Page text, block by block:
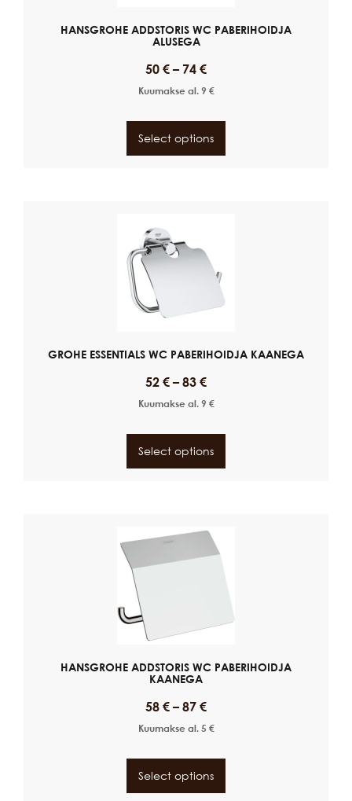
HANSGROHE ADDSTORIS WC PABERIHOIDJA
ALUSEGA
50 € – 74 €
Kuumakse al. 9 €
Select options
GROHE ESSENTIALS WC PABERIHOIDJA KAANEGA
52 € – 83 €
Kuumakse al. 9 €
Select options
HANSGROHE ADDSTORIS WC PABERIHOIDJA
KAANEGA
58 € – 87 €
Kuumakse al. 5 €
Select options